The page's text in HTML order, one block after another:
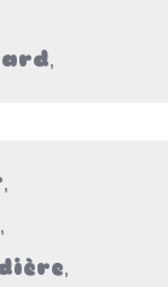
,
,
,
,